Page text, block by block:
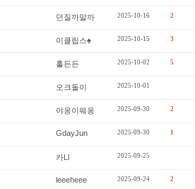
던질까말까 2025-10-16 2
이클립스♠ 2025-10-15 3
홀든든 2025-10-02 5
오크돌이 2025-10-01
야옹이웨옹 2025-09-30 2
GdayJun 2025-09-30 1
카Ll 2025-09-25
leeeheee 2025-09-24 2